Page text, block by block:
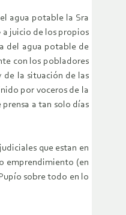
agua potable la Sra
a juicio de los propios
del agua potable de
con los pobladores
de la situación de las
por voceros de la
a tan solo días
que estan en
emprendimiento (en
sobre todo en lo